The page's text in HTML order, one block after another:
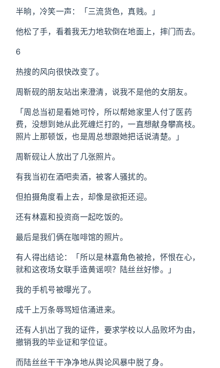
半晌，冷笑一声：「三流货色，真贱。」
他松了手，看着我无力地软倒在地面上，摔门而去。
6
热搜的风向很快改变了。
周靳砚的朋友站出来澄清，说我不是他的女朋友。
「周总当初是看她可怜，所以帮她家里人付了医药
费，没想到她从此死缠烂打的，一直想献身攀高枝。
照片上那顿饭，也是周总想跟她把话说清楚。」
周靳砚让人放出了几张照片。
有我当初在酒吧卖酒，被客人骚扰的。
但拍摄角度看上去，却像是欲拒还迎。
还有林嘉和投资商一起吃饭的。
最后是我们俩在咖啡馆的照片。
有人得出结论：「所以是林嘉角色被抢，怀恨在心，
就和这夜场女联手造黄谣呗？陆丝丝好惨。」
我的手机号被曝光了。
成千上万条辱骂短信涌进来。
还有人扒出了我的证件，要求学校以人品败坏为由，
撤销我的毕业证和学位证。
而陆丝丝干干净净地从舆论风暴中脱了身。